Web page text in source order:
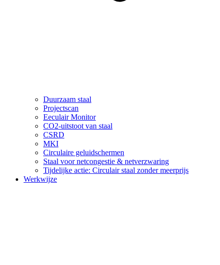
Duurzaam staal
Projectscan
Eeculair Monitor
CO2-uitstoot van staal
CSRD
MKI
Circulaire geluidschermen
Staal voor netcongestie & netverzwaring
Tijdelijke actie: Circulair staal zonder meerprijs
Werkwijze